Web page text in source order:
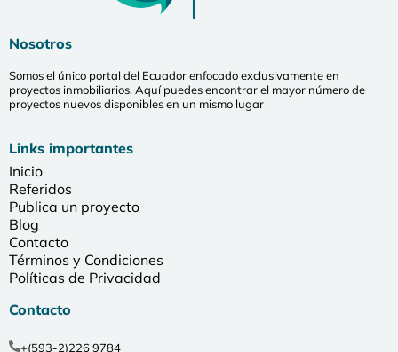
Nosotros
Somos el único portal del Ecuador enfocado exclusivamente en
proyectos inmobiliarios. Aquí puedes encontrar el mayor número de
proyectos nuevos disponibles en un mismo lugar
Links importantes
Inicio
Referidos
Publica un proyecto
Blog
Contacto
Términos y Condiciones
Políticas de Privacidad
Contacto
+(593-2)226 9784